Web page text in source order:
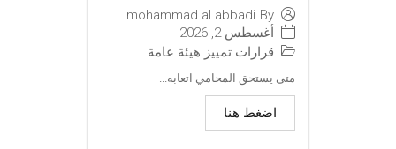
By
mohammad al abbadi
أغسطس 2, 2026
قرارات تمييز هيئة عامة
متى يستحق المحامي اتعابه...
اضغط هنا